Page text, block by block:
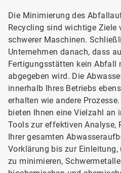
Die Minimierung des
Recycling sind wichtige Ziele
schwerer Maschinen.
Unternehmen danach, dass
Fertigungsstätten kein Abfall
abgegeben wird. Die
innerhalb Ihres Betriebs
erhalten wie andere
bieten Ihnen eine Vielzahl an
Tools zur effektiven Analyse,
Ihrer gesamten
Vorklärung bis zur
zu minimieren,